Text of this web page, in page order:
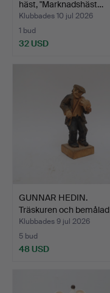
häst, "Marknadshäst…
Klubbades 10 jul 2026
1 bud
32 USD
GUNNAR HEDIN.
Träskuren och bemålad
figur,…
Klubbades 9 jul 2026
5 bud
48 USD